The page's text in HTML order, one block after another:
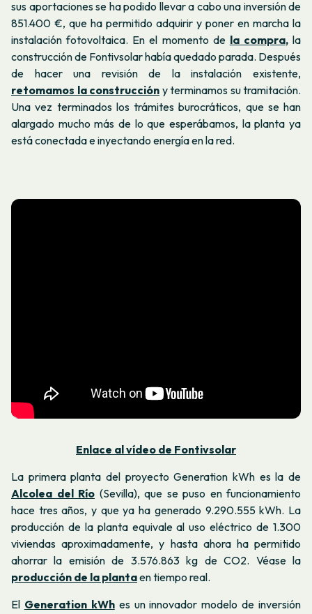
sus aportaciones se ha podido llevar a cabo una inversión de
851.400 €, que ha permitido adquirir y poner en marcha la
instalación fotovoltaica. En el momento de la compra,la
construcción de Fontivsolar había quedado parada. Después
de hacer una revisión de la instalación existente,
retomamos la construcción y terminamos su tramitación.
Una vez terminados los trámites burocráticos, que se han
alargado mucho más de lo que esperábamos, la planta ya
está conectada e inyectando energía en la red.
Enlace al vídeo de Fontivsolar
La primera planta del proyecto Generation kWh es la de
Alcolea del Río (Sevilla), que se puso en funcionamiento
hace tres años, y que ya ha generado 9.290.555 kWh. La
producción de la planta equivale al uso eléctrico de 1.300
viviendas aproximadamente, y hasta ahora ha permitido
ahorrar la emisión de 3.576.863 kg de CO2. Véase la
producción de la plantaen tiempo real.
El Generation kWhes un innovador modelo de inversión